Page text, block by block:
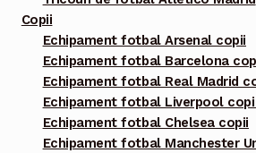
Copii
Echipament fotbal Arsenal copii
Echipament fotbal Barcelona
Echipament fotbal Real Madrid
Echipament fotbal Liverpool
Echipament fotbal Chelsea copii
Echipament fotbal Manchester